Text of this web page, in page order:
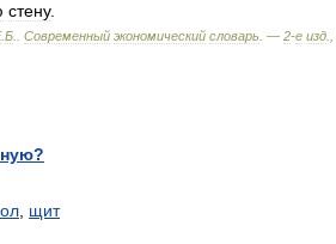
стену.
.Б Современный экономический словарь . — 2-е изд
щит